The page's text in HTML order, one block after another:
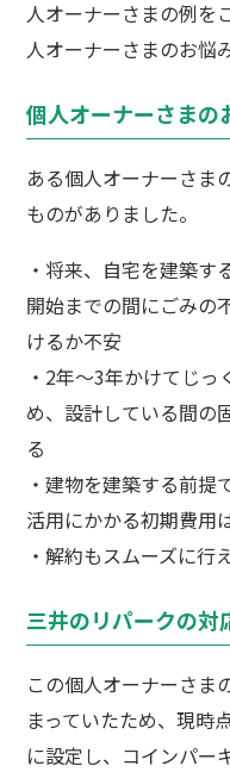
人オーナーさまの例を
人オーナーさまのお悩
個人オーナーさまの
ある個人オーナーさま
ものがありました。
・将来、自宅を建築
開始までの間にごみの
けるか不安
・2年～3年かけてじ
め、設計している間の
る
・建物を建築する前提
活用にかかる初期費用
・解約もスムーズに行
三井のリパークの対
この個人オーナーさま
まっていたため、現時
に設定し、コインパー